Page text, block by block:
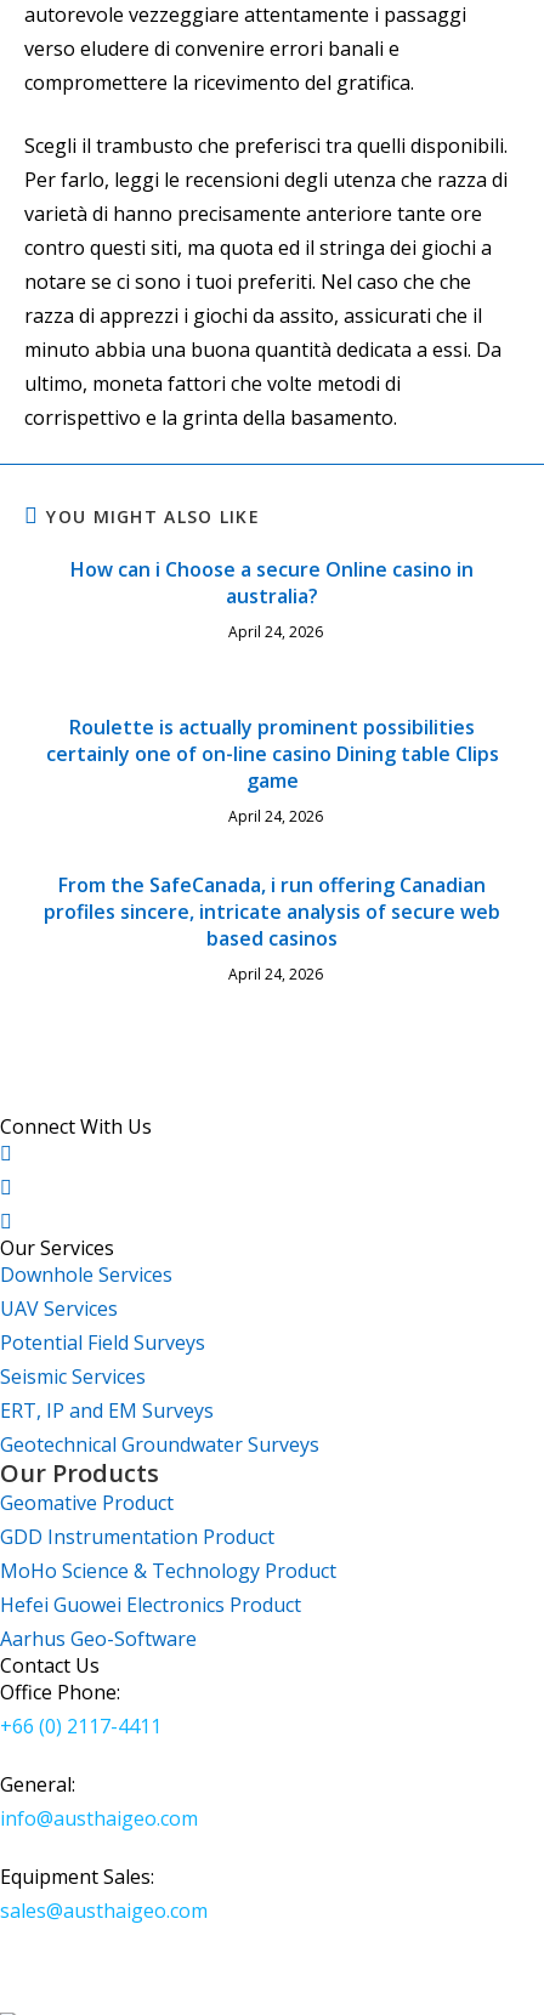
autorevole vezzeggiare attentamente i passaggi
verso eludere di convenire errori banali e
compromettere la ricevimento del gratifica.
Scegli il trambusto che preferisci tra quelli disponibili.
Per farlo, leggi le recensioni degli utenza che razza di
varietà di hanno precisamente anteriore tante ore
contro questi siti, ma quota ed il stringa dei giochi a
notare se ci sono i tuoi preferiti. Nel caso che che
razza di apprezzi i giochi da assito, assicurati che il
minuto abbia una buona quantità dedicata a essi. Da
ultimo, moneta fattori che volte metodi di
corrispettivo e la grinta della basamento.
YOU MIGHT ALSO LIKE
How can i Choose a secure Online casino in
australia?
April 24, 2026
Roulette is actually prominent possibilities
certainly one of on-line casino Dining table Clips
game
April 24, 2026
From the SafeCanada, i run offering Canadian
profiles sincere, intricate analysis of secure web
based casinos
April 24, 2026
Connect With Us
Our Services
Downhole Services
UAV Services
Potential Field Surveys
Seismic Services
ERT, IP and EM Surveys
Geotechnical Groundwater Surveys
Our Products
Geomative Product
GDD Instrumentation Product
MoHo Science & Technology Product
Hefei Guowei Electronics Product
Aarhus Geo-Software
Contact Us
Office Phone:
+66 (0) 2117-4411
General:
info@austhaigeo.com
Equipment Sales:
sales@austhaigeo.com